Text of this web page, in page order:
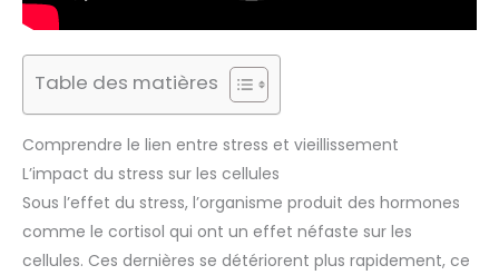
Table des matières
Comprendre le lien entre stress et vieillissement
L’impact du stress sur les cellules
Sous l’effet du stress, l’organisme produit des hormones
comme le cortisol qui ont un effet néfaste sur les
cellules. Ces dernières se détériorent plus rapidement, ce